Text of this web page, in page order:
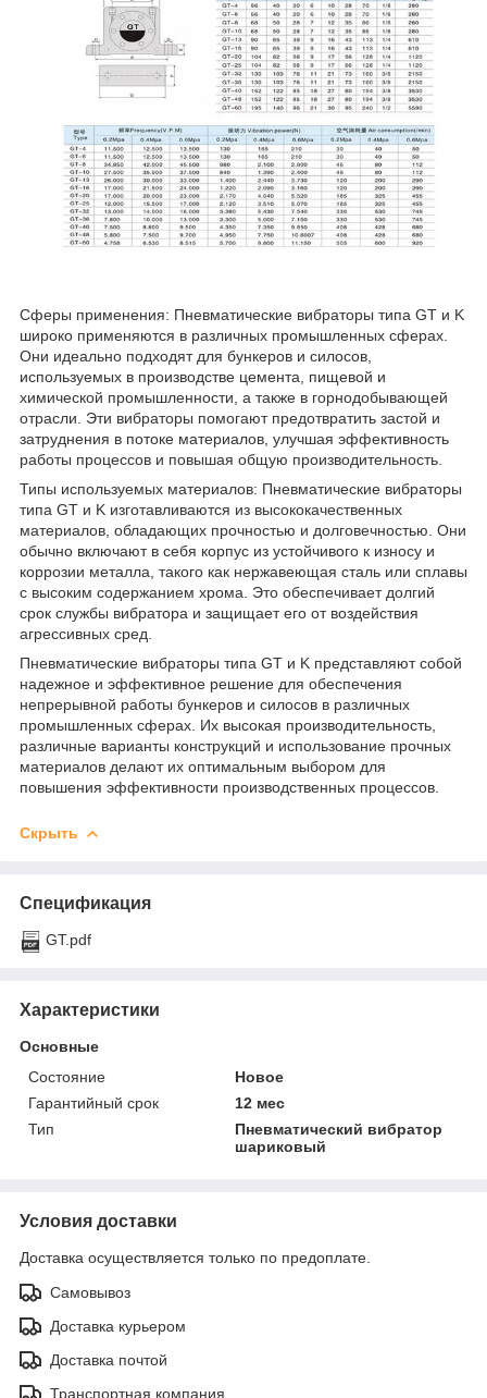
Сферы применения: Пневматические вибраторы типа GT и K
широко применяются в различных промышленных сферах.
Они идеально подходят для бункеров и силосов,
используемых в производстве цемента, пищевой и
химической промышленности, а также в горнодобывающей
отрасли. Эти вибраторы помогают предотвратить застой и
затруднения в потоке материалов, улучшая эффективность
работы процессов и повышая общую производительность.
Типы используемых материалов: Пневматические вибраторы
типа GT и K изготавливаются из высококачественных
материалов, обладающих прочностью и долговечностью. Они
обычно включают в себя корпус из устойчивого к износу и
коррозии металла, такого как нержавеющая сталь или сплавы
с высоким содержанием хрома. Это обеспечивает долгий
срок службы вибратора и защищает его от воздействия
агрессивных сред.
Пневматические вибраторы типа GT и K представляют собой
надежное и эффективное решение для обеспечения
непрерывной работы бункеров и силосов в различных
промышленных сферах. Их высокая производительность,
различные варианты конструкций и использование прочных
материалов делают их оптимальным выбором для
повышения эффективности производственных процессов.
Скрыть
Спецификация
GT.pdf
Характеристики
Основные
Состояние
Новое
Гарантийный срок
12 мес
Тип
Пневматический вибратор
шариковый
Условия доставки
Доставка осуществляется только по предоплате.
Самовывоз
Доставка курьером
Доставка почтой
Транспортная компания